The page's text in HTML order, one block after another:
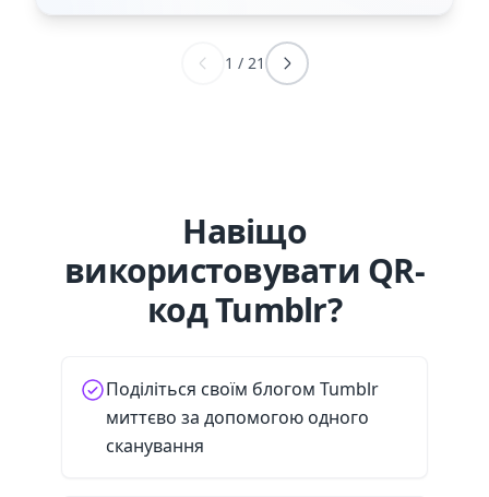
1 / 21
Навіщо
використовувати QR-
код Tumblr?
Поділіться своїм блогом Tumblr
миттєво за допомогою одного
сканування